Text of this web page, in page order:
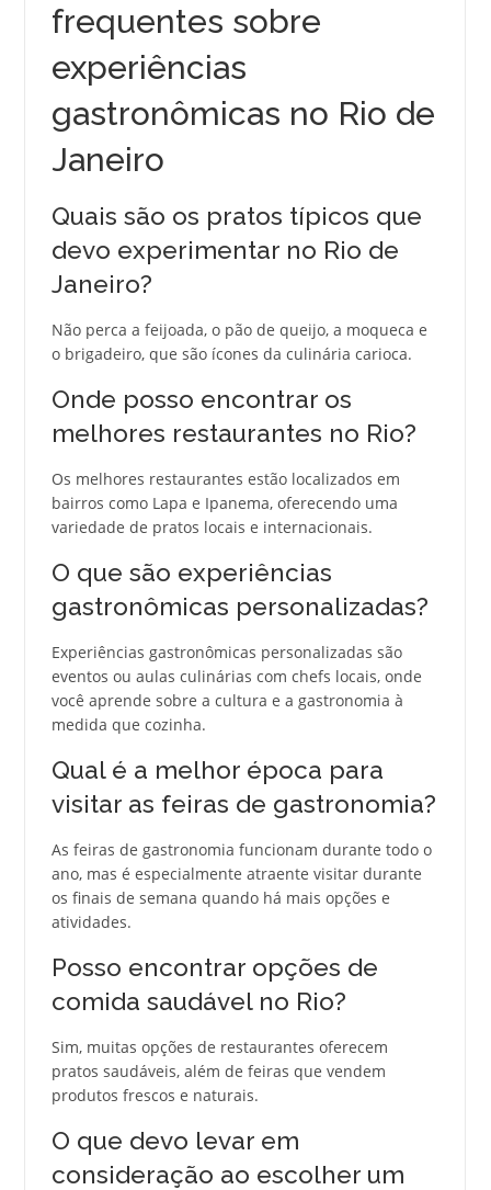
frequentes sobre
experiências
gastronômicas no Rio de
Janeiro
Quais são os pratos típicos que
devo experimentar no Rio de
Janeiro?
Não perca a feijoada, o pão de queijo, a moqueca e
o brigadeiro, que são ícones da culinária carioca.
Onde posso encontrar os
melhores restaurantes no Rio?
Os melhores restaurantes estão localizados em
bairros como Lapa e Ipanema, oferecendo uma
variedade de pratos locais e internacionais.
O que são experiências
gastronômicas personalizadas?
Experiências gastronômicas personalizadas são
eventos ou aulas culinárias com chefs locais, onde
você aprende sobre a cultura e a gastronomia à
medida que cozinha.
Qual é a melhor época para
visitar as feiras de gastronomia?
As feiras de gastronomia funcionam durante todo o
ano, mas é especialmente atraente visitar durante
os finais de semana quando há mais opções e
atividades.
Posso encontrar opções de
comida saudável no Rio?
Sim, muitas opções de restaurantes oferecem
pratos saudáveis, além de feiras que vendem
produtos frescos e naturais.
O que devo levar em
consideração ao escolher um